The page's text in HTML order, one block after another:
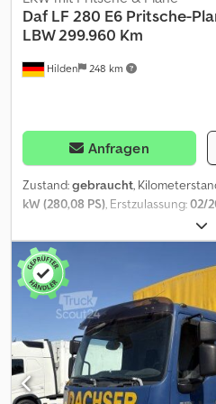
Hilden 248 km
Daf LF 280 E6 Pritsche-
LBW 299.960 Km
Anfragen
Zustand:gebraucht,
kW (280,08 PS) , Erstzulassung:02/
, maximales
Gesamtgewicht:19.000 kg,
Motorbremsung
,
Getriebetyp:
Automatisch,
Blatt-Luft, Anzahl der Sitzplätze:
Laderaumlänge:9.230 mm,
Laderaumhöhe:2.850 mm ,
Anhängerkupplung,
Elektronisches
Ladebordwand, Rußfilter,